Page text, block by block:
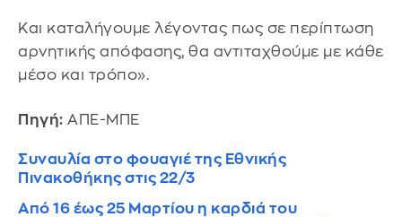
Και καταλήγουμε λέγοντας πως σε περίπτωση
αρνητικής απόφασης, θα αντιταχθούμε με κάθε
μέσο και τρόπο».
Πηγή: ΑΠΕ-ΜΠΕ
Συναυλία στο φουαγιέ της Εθνικής
Πινακοθήκης στις 22/3
Από 16 έως 25 Μαρτίου η καρδιά του